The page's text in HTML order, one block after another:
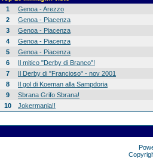
1
Genoa - Arezzo
2
Genoa - Piacenza
3
Genoa - Piacenza
4
Genoa - Piacenza
5
Genoa - Piacenza
6
Il mitico "Derby di Branco"!
7
Il Derby di "Francioso" - nov 2001
8
Il gol di Koeman alla Sampdoria
9
Sbrana Grifo Sbrana!
10
Jokermania!!